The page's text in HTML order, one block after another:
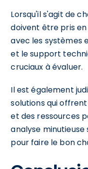
Lorsqu'il s'agit de
doivent être pris
avec les systèmes
et le support
cruciaux à évaluer.
Il est également
solutions qui
et des ressources
analyse
pour faire le bon